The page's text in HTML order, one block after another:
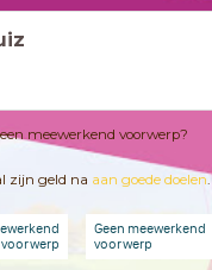
meewerkend voorwerp?
zijn geld na aan goede doelen.
voorwerp
Geen meewerkend
voorwerp